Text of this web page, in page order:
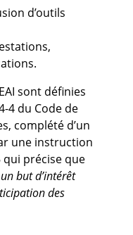
d’outils
sont définies
4 du Code de
complété d’un
une instruction
précise que
but d’intérêt
des